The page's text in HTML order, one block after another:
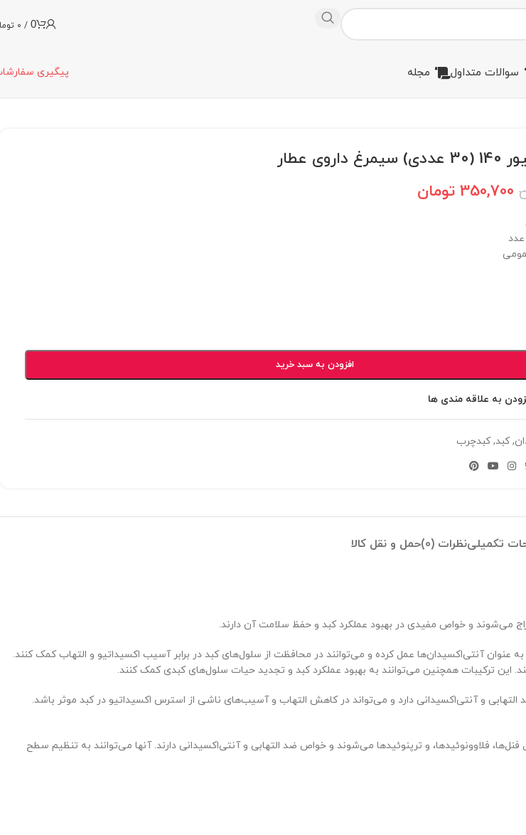
0
/
0
سوالات متداول مجله پیگیری
عطار
350,700 تومان
افزودن به سبد خرید
به علاقه مندی ها
, کبد, کبدچرب
تکمیلینظرات (0) حمل و نقل کالا
می‌شوند و خواص مفیدی در بهبود عملکرد کبد و حفظ سلامت آن دارند.
آنتی‌اکسیدان‌ها عمل کرده و می‌توانند در محافظت از سلول‌های کبد در برابر آسیب اکسیداتیو و التهاب کمک کنند.
این ترکیبات همچنین می‌توانند به بهبود عملکرد کبد و تجدید حیات سلول‌های کبدی کمک کنند.
و آنتی‌اکسیدانی دارد و می‌تواند در کاهش التهاب و آسیب‌های ناشی از استرس اکسیداتیو در کبد موثر باشد.
فلاوونوئیدها، و ترپنوئیدها می‌شوند و خواص ضد التهابی و آنتی‌اکسیدانی دارند. آنها می‌توانند به تنظیم سطح